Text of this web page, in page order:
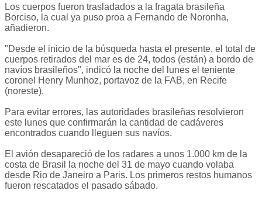
Los cuerpos fueron trasladados a la fragata brasileña
Borciso, la cual ya puso proa a Fernando de Noronha,
añadieron.
"Desde el inicio de la búsqueda hasta el presente, el total de
cuerpos retirados del mar es de 24, todos (están) a bordo de
navíos brasileños", indicó la noche del lunes el teniente
coronel Henry Munhoz, portavoz de la FAB, en Recife
(noreste).
Para evitar errores, las autoridades brasileñas resolvieron
este lunes que confirmarán la cantidad de cadáveres
encontrados cuando lleguen sus navíos.
El avión desapareció de los radares a unos 1.000 km de la
costa de Brasil la noche del 31 de mayo cuando volaba
desde Rio de Janeiro a Paris. Los primeros restos humanos
fueron rescatados el pasado sábado.